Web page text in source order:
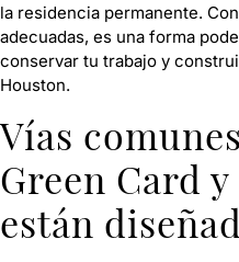
la residencia permanente.
adecuadas, es una forma
conservar tu trabajo y
Houston.
Vías
Green Card
están